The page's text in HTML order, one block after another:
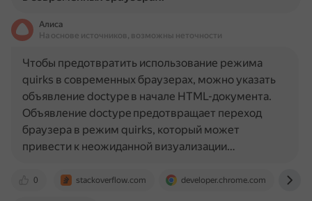
Алиса
На основе источников, возможны неточности
0 stackoverflow.com developer.chrome.com
Чтобы предотвратить использование режима
quirks в современных браузерах, можно указать
объявление doctype в начале HTML-документа.
Объявление doctype предотвращает переход
браузера в режим quirks, который может
привести к неожиданной визуализации…